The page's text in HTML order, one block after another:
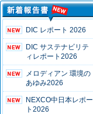
DIC レポート 2026
DIC サステナビリテ
ィレポート2026
メロディアン 環境の
あゆみ2026
NEXCO中日本レポー
ト2026